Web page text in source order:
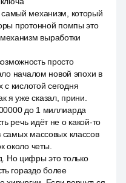
самый механизм, который
протонной помпы это
выработки
просто
началом новой эпохи в
кислотой сегодня
я уже сказал, прини.
до 1 миллиарда
речь идёт не о какой-то
самых массовых классов
около четы.
Но цифры это только
гораздо более